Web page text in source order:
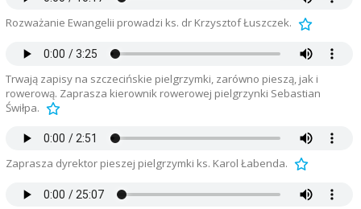
Rozważanie Ewangelii prowadzi ks. dr Krzysztof Łuszczek.
Trwają zapisy na szczecińskie pielgrzymki, zarówno pieszą, jak i
rowerową. Zaprasza kierownik rowerowej pielgrzynki Sebastian
Świłpa.
Zaprasza dyrektor pieszej pielgrzymki ks. Karol Łabenda.